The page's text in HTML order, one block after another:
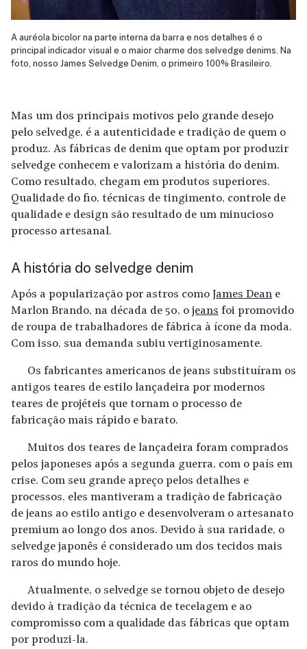
A auréola bicolor na parte interna da barra e nos detalhes é o
principal indicador visual e o maior charme dos selvedge denims. Na
foto, nosso James Selvedge Denim, o primeiro 100% Brasileiro.
Mas um dos principais motivos pelo grande desejo
pelo selvedge, é a autenticidade e tradição de quem o
produz. As fábricas de denim que optam por produzir
selvedge conhecem e valorizam a história do denim.
Como resultado, chegam em produtos superiores.
Qualidade do fio, técnicas de tingimento, controle de
qualidade e design são resultado de um minucioso
processo artesanal.
A história do selvedge denim
Após a popularização por astros como James Dean e
Marlon Brando, na década de 50, o jeans foi promovido
de roupa de trabalhadores de fábrica à ícone da moda.
Com isso, sua demanda subiu vertiginosamente.
Os fabricantes americanos de jeans substituíram os
antigos teares de estilo lançadeira por modernos
teares de projéteis que tornam o processo de
fabricação mais rápido e barato.
Muitos dos teares de lançadeira foram comprados
pelos japoneses após a segunda guerra, com o país em
crise. Com seu grande apreço pelos detalhes e
processos, eles mantiveram a tradição de fabricação
de jeans ao estilo antigo e desenvolveram o artesanato
premium ao longo dos anos. Devido à sua raridade, o
selvedge japonês é considerado um dos tecidos mais
raros do mundo hoje.
Atualmente, o selvedge se tornou objeto de desejo
devido à tradição da técnica de tecelagem e ao
compromisso com a qualidade das fábricas que optam
por produzi-la.